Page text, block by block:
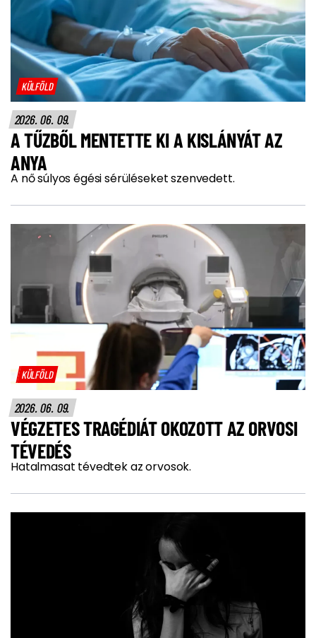
KÜLFÖLD
2026. 06. 09.
A TŰZBŐL MENTETTE KI A KISLÁNYÁT AZ
ANYA
A nő súlyos égési sérüléseket szenvedett.
KÜLFÖLD
2026. 06. 09.
VÉGZETES TRAGÉDIÁT OKOZOTT AZ ORVOSI
TÉVEDÉS
Hatalmasat tévedtek az orvosok.